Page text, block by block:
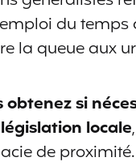
du temps
la queue aux
si
locale
de proximité.